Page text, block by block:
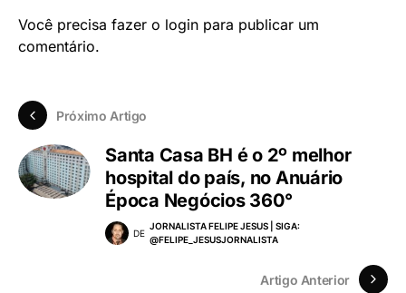
Você precisa fazer o login para publicar um
comentário.
Próximo Artigo
Santa Casa BH é o 2º melhor
hospital do país, no Anuário
Época Negócios 360°
DE
JORNALISTA FELIPE JESUS | SIGA:
@FELIPE_JESUSJORNALISTA
Artigo Anterior